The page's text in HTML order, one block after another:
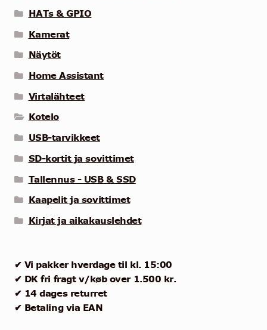
HATs & GPIO
Kamerat
Näytöt
Home Assistant
Virtalähteet
Kotelo
USB-tarvikkeet
SD-kortit ja sovittimet
Tallennus - USB & SSD
Kaapelit ja sovittimet
Kirjat ja aikakauslehdet
✔ Vi pakker hverdage til kl. 15:00
✔ DK fri fragt v/køb over 1.500 kr.
✔ 14 dages returret
✔ Betaling via EAN